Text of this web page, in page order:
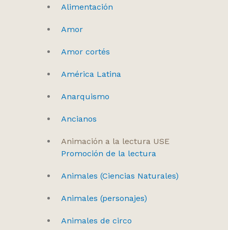
Alimentación
Amor
Amor cortés
América Latina
Anarquismo
Ancianos
Animación a la lectura USE
Promoción de la lectura
Animales (Ciencias Naturales)
Animales (personajes)
Animales de circo